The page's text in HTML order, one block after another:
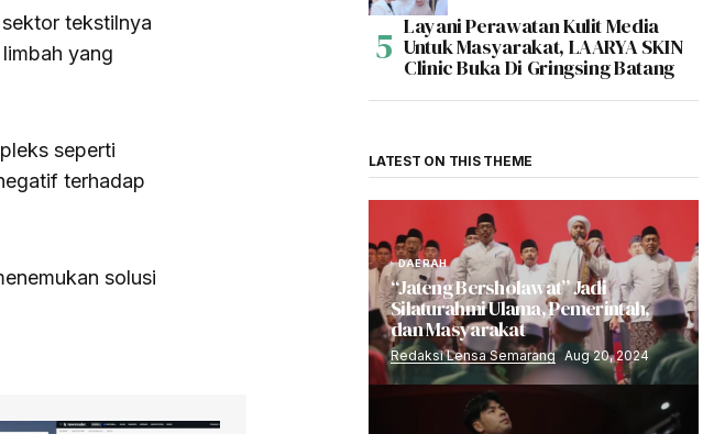
tekstilnya
yang
seperti
terhadap
solusi
Layani Perawatan Kulit Media
Untuk Masyarakat, LAARYA SKIN
Clinic Buka Di Gringsing Batang
LATEST ON THIS THEME
DAERAH
“Jateng Bersholawat” Jadi
Silaturahmi Ulama, Pemerintah,
dan Masyarakat
Redaksi Lensa Semarang Aug 20, 2024